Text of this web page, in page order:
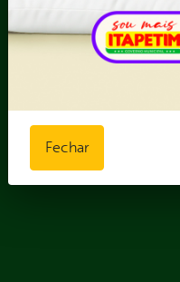
Dúvidas? Acesse o FAQ
Fazer uma Manifestação
Informações Importantes
Fechar